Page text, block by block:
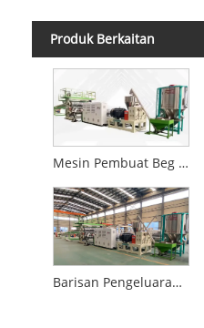
Produk Berkaitan
Mesin Pembuat Beg Troli PC ABS
Barisan Pengeluaran Lembaran ABS